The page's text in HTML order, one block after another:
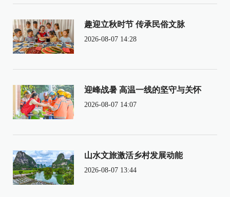
趣迎立秋时节 传承民俗文脉
2026-08-07 14:28
迎峰战暑 高温一线的坚守与关怀
2026-08-07 14:07
山水文旅激活乡村发展动能
2026-08-07 13:44